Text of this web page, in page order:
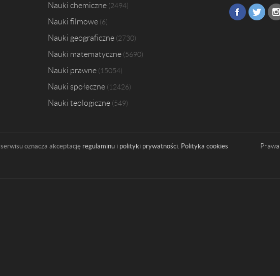
Nauki chemiczne 2494
Nauki filmowe 6
Nauki geograficzne 2730
Nauki matematyczne 5690
Nauki prawne 15054
Nauki społeczne 12426
Nauki teologiczne 549
oznacza akceptację regulaminu i polityki prywatności. Polityka cookies